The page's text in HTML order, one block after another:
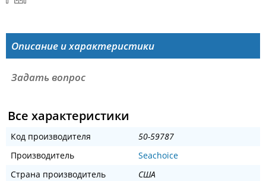
Описание и характеристики
Задать вопрос
Все характеристики
Код производителя
50-59787
Производитель
Seachoice
Страна производитель
США